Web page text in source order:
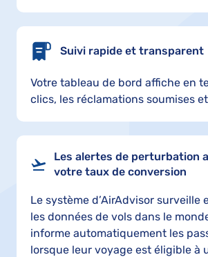
Suivi rapide et transparent
Votre tableau de bord affiche en
clics, les réclamations soumises
Les alertes de perturbation
votre taux de conversion
Le système d’AirAdvisor surveille
les données de vols dans le
informe automatiquement les
lorsque leur voyage est éligible à